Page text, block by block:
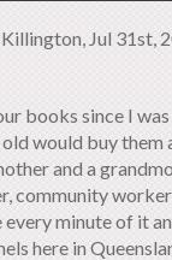
Jul 31st,
books since I
would buy them
and a
community
minute of it
here in